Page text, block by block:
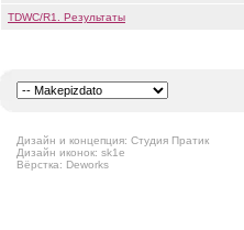
TDWC/R1. Результаты
Дизайн и концепция: Студия Пратик
Дизайн иконок: sk1e
Вёрстка: Deworks